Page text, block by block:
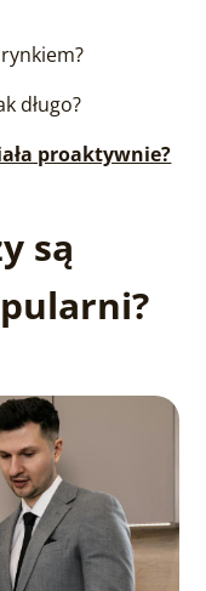
rynkiem?
długo?
proaktywnie?
są